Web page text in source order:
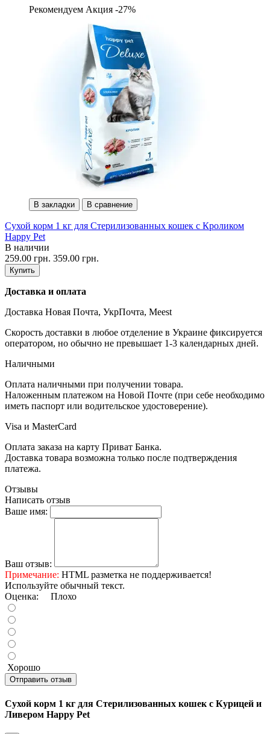
Рекомендуем Акция -27%
В закладки В сравнение
Сухой корм 1 кг для Стерилизованных кошек с Кроликом
Happy Pet
В наличии
259.00 грн. 359.00 грн.
Купить
Доставка и оплата
Доставка Новая Почта, УкрПочта, Meest
Скорость доставки в любое отделение в Украине фиксируется
оператором, но обычно не превышает 1-3 календарных дней.
Наличными
Оплата наличными при получении товара.
Наложенным платежом на Новой Почте (при себе необходимо
иметь паспорт или водительское удостоверение).
Visa и MasterCard
Оплата заказа на карту Приват Банка.
Доставка товара возможна только после подтверждения
платежа.
Отзывы
Написать отзыв
Ваше имя:
Ваш отзыв:
Примечание: HTML разметка не поддерживается!
Используйте обычный текст.
Оценка: Плохо
Хорошо
Отправить отзыв
Сухой корм 1 кг для Стерилизованных кошек с Курицей и
Ливером Happy Pet